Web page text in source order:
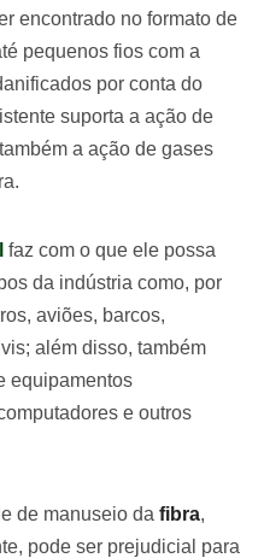
encontrado no formato de
pequenos fios com a
por conta do
suporta a ação de
a ação de gases
faz com o que ele possa
da indústria como, por
aviões, barcos,
além disso, também
equipamentos
e outros
de manuseio da fibra,
pode ser prejudicial para